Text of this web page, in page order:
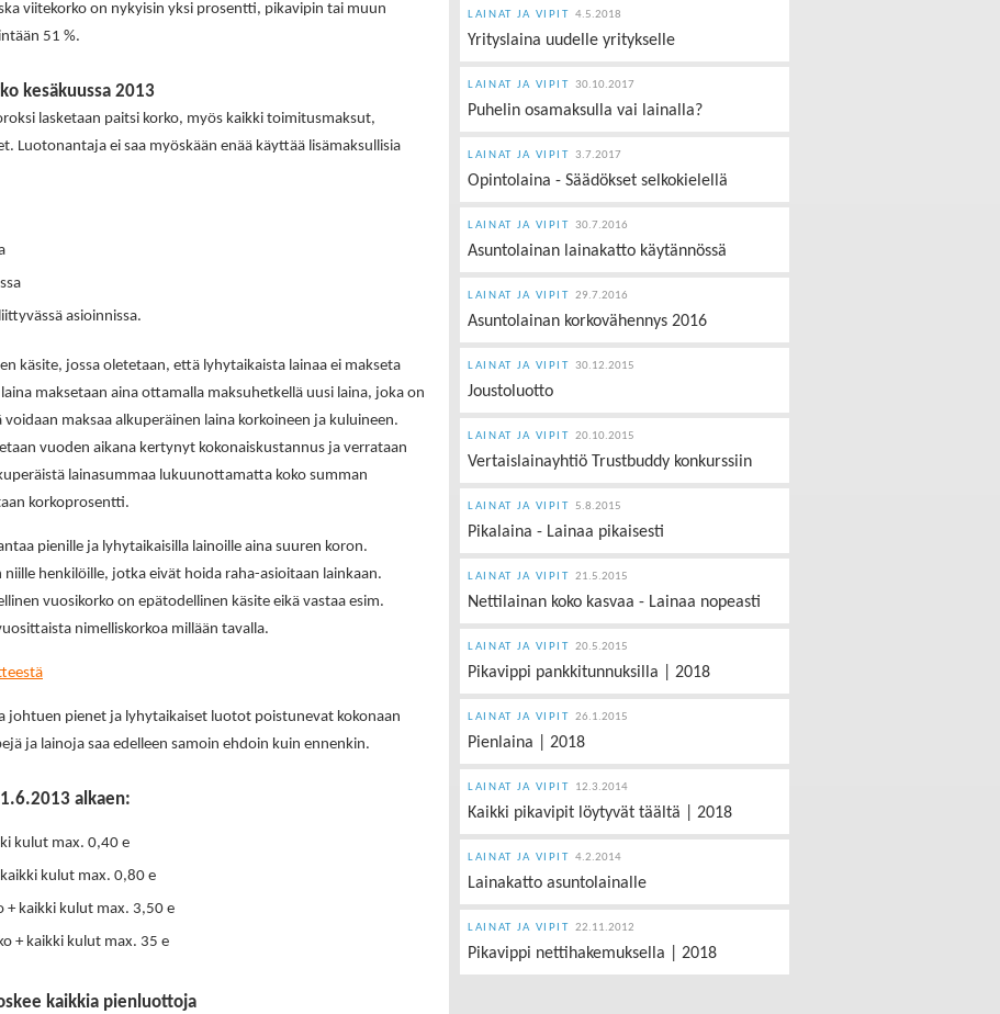
viitekorko on nykyisin yksi prosentti, pikavipin tai muun
51 %.
kesäkuussa 2013
lasketaan paitsi korko, myös kaikki toimitusmaksut,
Luotonantaja ei saa myöskään enää käyttää lisämaksullisia
asioinnissa.
käsite, jossa oletetaan, että lyhytaikaista lainaa ei makseta
maksetaan aina ottamalla maksuhetkellä uusi laina, joka on
maksaa alkuperäinen laina korkoineen ja kuluineen.
vuoden aikana kertynyt kokonaiskustannus ja verrataan
lainasummaa lukuunottamatta koko summan
korkoprosentti.
pienille ja lyhytaikaisilla lainoille aina suuren koron.
henkilöille, jotka eivät hoida raha-asioitaan lainkaan.
vuosikorko on epätodellinen käsite eikä vastaa esim.
nimelliskorkoa millään tavalla.
johtuen pienet ja lyhytaikaiset luotot poistunevat kokonaan
ja lainoja saa edelleen samoin ehdoin kuin ennenkin.
alkaen:
kulut max. 0,40 e
kulut max. 0,80 e
+ kaikki kulut max. 3,50 e
+ kaikki kulut max. 35 e
kaikkia pienluottoja
LAINAT JA VIPIT 4.5.2018
Yrityslaina uudelle yritykselle
LAINAT JA VIPIT 30.10.2017
Puhelin osamaksulla vai lainalla?
LAINAT JA VIPIT 3.7.2017
Opintolaina - Säädökset selkokielellä
LAINAT JA VIPIT 30.7.2016
Asuntolainan lainakatto käytännössä
LAINAT JA VIPIT 29.7.2016
Asuntolainan korkovähennys 2016
LAINAT JA VIPIT 30.12.2015
Joustoluotto
LAINAT JA VIPIT 20.10.2015
Vertaislainayhtiö Trustbuddy konkurssiin
LAINAT JA VIPIT 5.8.2015
Pikalaina - Lainaa pikaisesti
LAINAT JA VIPIT 21.5.2015
Nettilainan koko kasvaa - Lainaa nopeasti
LAINAT JA VIPIT 20.5.2015
Pikavippi pankkitunnuksilla | 2018
LAINAT JA VIPIT 26.1.2015
Pienlaina | 2018
LAINAT JA VIPIT 12.3.2014
Kaikki pikavipit löytyvät täältä | 2018
LAINAT JA VIPIT 4.2.2014
Lainakatto asuntolainalle
LAINAT JA VIPIT 22.11.2012
Pikavippi nettihakemuksella | 2018